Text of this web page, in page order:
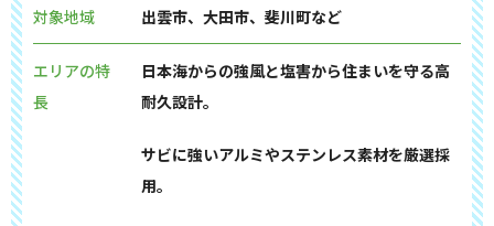
対象地域 出雲市、大田市、斐川町など
エリアの特
長
日本海からの強風と塩害から住まいを守る高
耐久設計。
サビに強いアルミやステンレス素材を厳選採
用。